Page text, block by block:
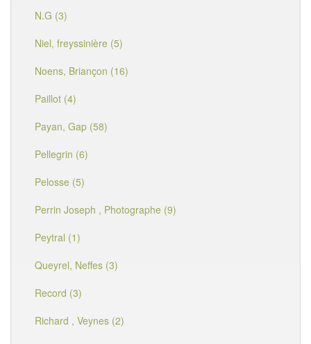
N.G (3)
Niel, freyssinière (5)
Noens, Briançon (16)
Paillot (4)
Payan, Gap (58)
Pellegrin (6)
Pelosse (5)
Perrin Joseph , Photographe (9)
Peytral (1)
Queyrel, Neffes (3)
Record (3)
Richard , Veynes (2)